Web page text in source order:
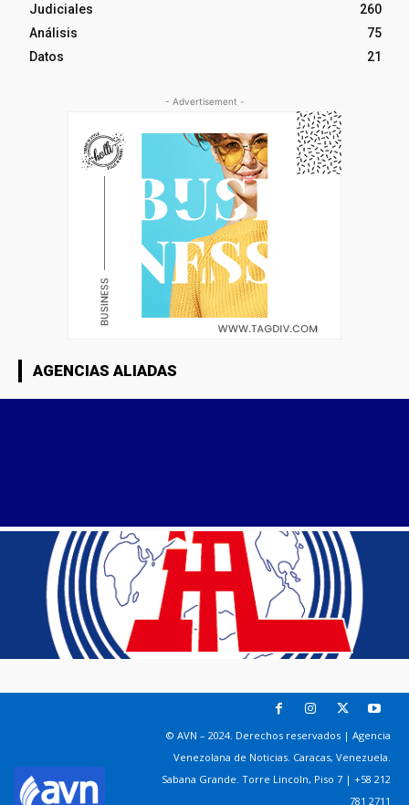
Judiciales
260
Análisis
75
Datos
21
- Advertisement -
AGENCIAS ALIADAS
© AVN – 2024. Derechos reservados | Agencia
Venezolana de Noticias. Caracas, Venezuela.
Sabana Grande. Torre Lincoln, Piso 7 | +58 212
781 2711